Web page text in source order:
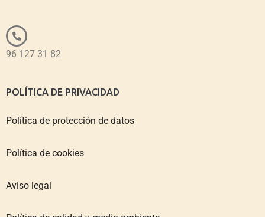
96 127 31 82
POLÍTICA DE PRIVACIDAD
Política de protección de datos
Política de cookies
Aviso legal